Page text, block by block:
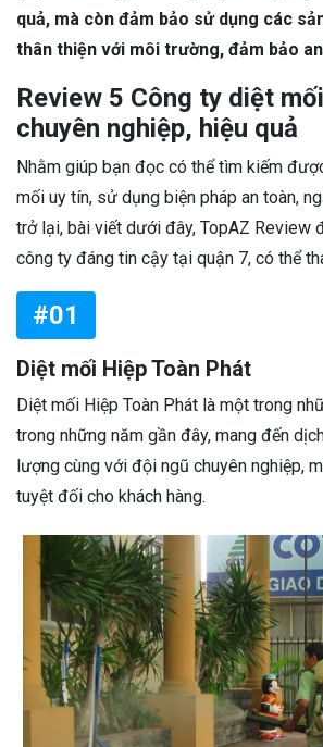
quả, mà còn đảm bảo sử dụng các
thân thiện với môi trường, đảm bảo
Review 5 Công ty diệt
chuyên nghiệp, hiệu quả
Nhằm giúp bạn đọc có thể tìm kiếm
mối uy tín, sử dụng biện pháp an toàn,
trở lại, bài viết dưới đây, TopAZ Review
công ty đáng tin cậy tại quận 7, có thể
#01
Diệt mối Hiệp Toàn Phát
Diệt mối Hiệp Toàn Phát là một trong
trong những năm gần đây, mang đến
lượng cùng với đội ngũ chuyên nghiệp,
tuyệt đối cho khách hàng.